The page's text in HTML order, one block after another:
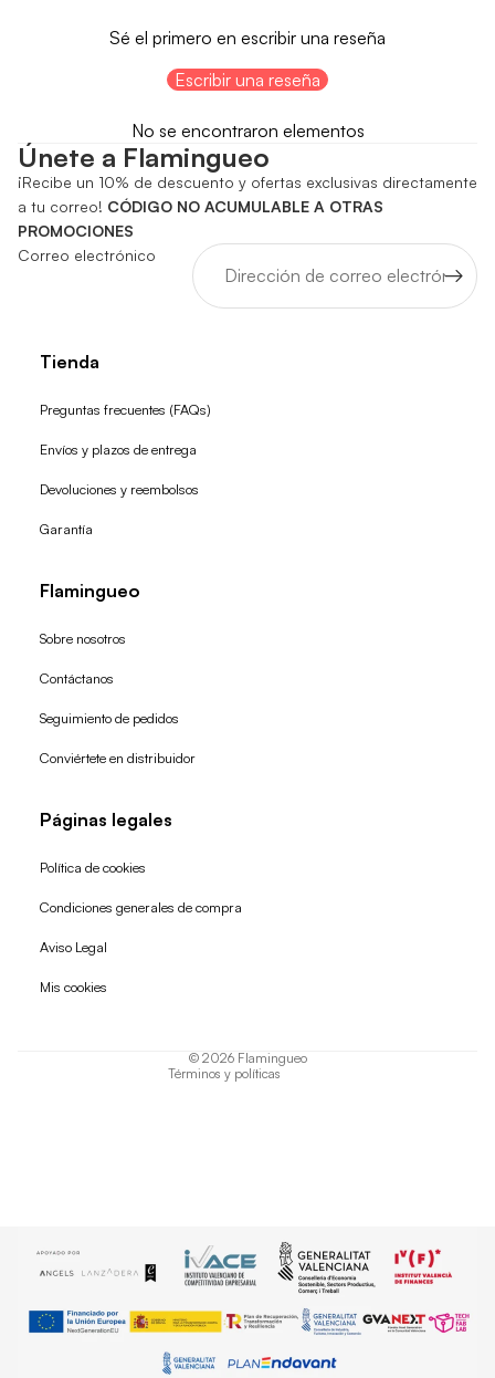
Sé el primero en escribir una reseña
Escribir una reseña
No se encontraron elementos
Únete a Flamingueo
¡Recibe un 10% de descuento y ofertas exclusivas directamente
a tu correo! CÓDIGO NO ACUMULABLE A OTRAS
PROMOCIONES
Correo electrónico
Tienda
Preguntas frecuentes (FAQs)
Envíos y plazos de entrega
Devoluciones y reembolsos
Garantía
Flamingueo
Sobre nosotros
Contáctanos
Seguimiento de pedidos
Conviértete en distribuidor
Páginas legales
Política de cookies
Condiciones generales de compra
Aviso Legal
Mis cookies
© 2026 Flamingueo
Términos y políticas